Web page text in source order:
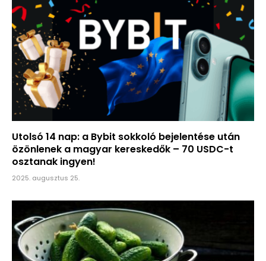
Utolsó 14 nap: a Bybit sokkoló bejelentése után
özönlenek a magyar kereskedők – 70 USDC-t
osztanak ingyen!
2025. augusztus 25.